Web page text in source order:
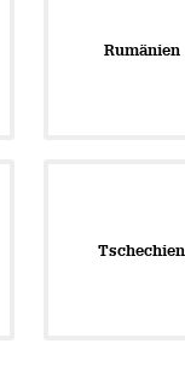
Rumänien
Tschechien